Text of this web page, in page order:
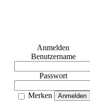
Anmelden
Benutzername
Passwort
Merken